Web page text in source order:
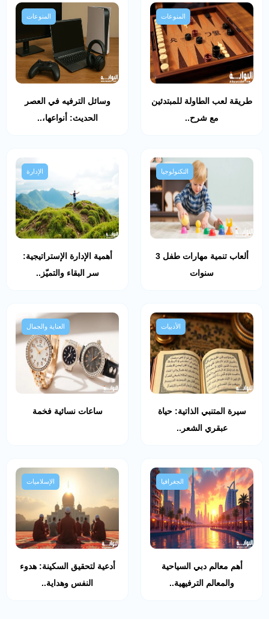
المنوعات
طريقة لعب الطاولة للمبتدئين
مع شرح..
المنوعات
وسائل الترفيه في العصر
الحديث: أنواعها،..
التكنولوجيا
ألعاب تنمية مهارات طفل 3
سنوات
الإدارة
أهمية الإدارة الإستراتيجية:
سر البقاء والتميّز..
الأدبيات
سيرة المتنبي الذاتية: حياة
عبقري الشعر..
العناية والجمال
ساعات نسائية فخمة
الجغرافيا
أهم معالم دبي السياحية
والمعالم الترفيهية..
الإسلاميات
أدعية لتحقيق السكينة: هدوء
النفس وهداية..